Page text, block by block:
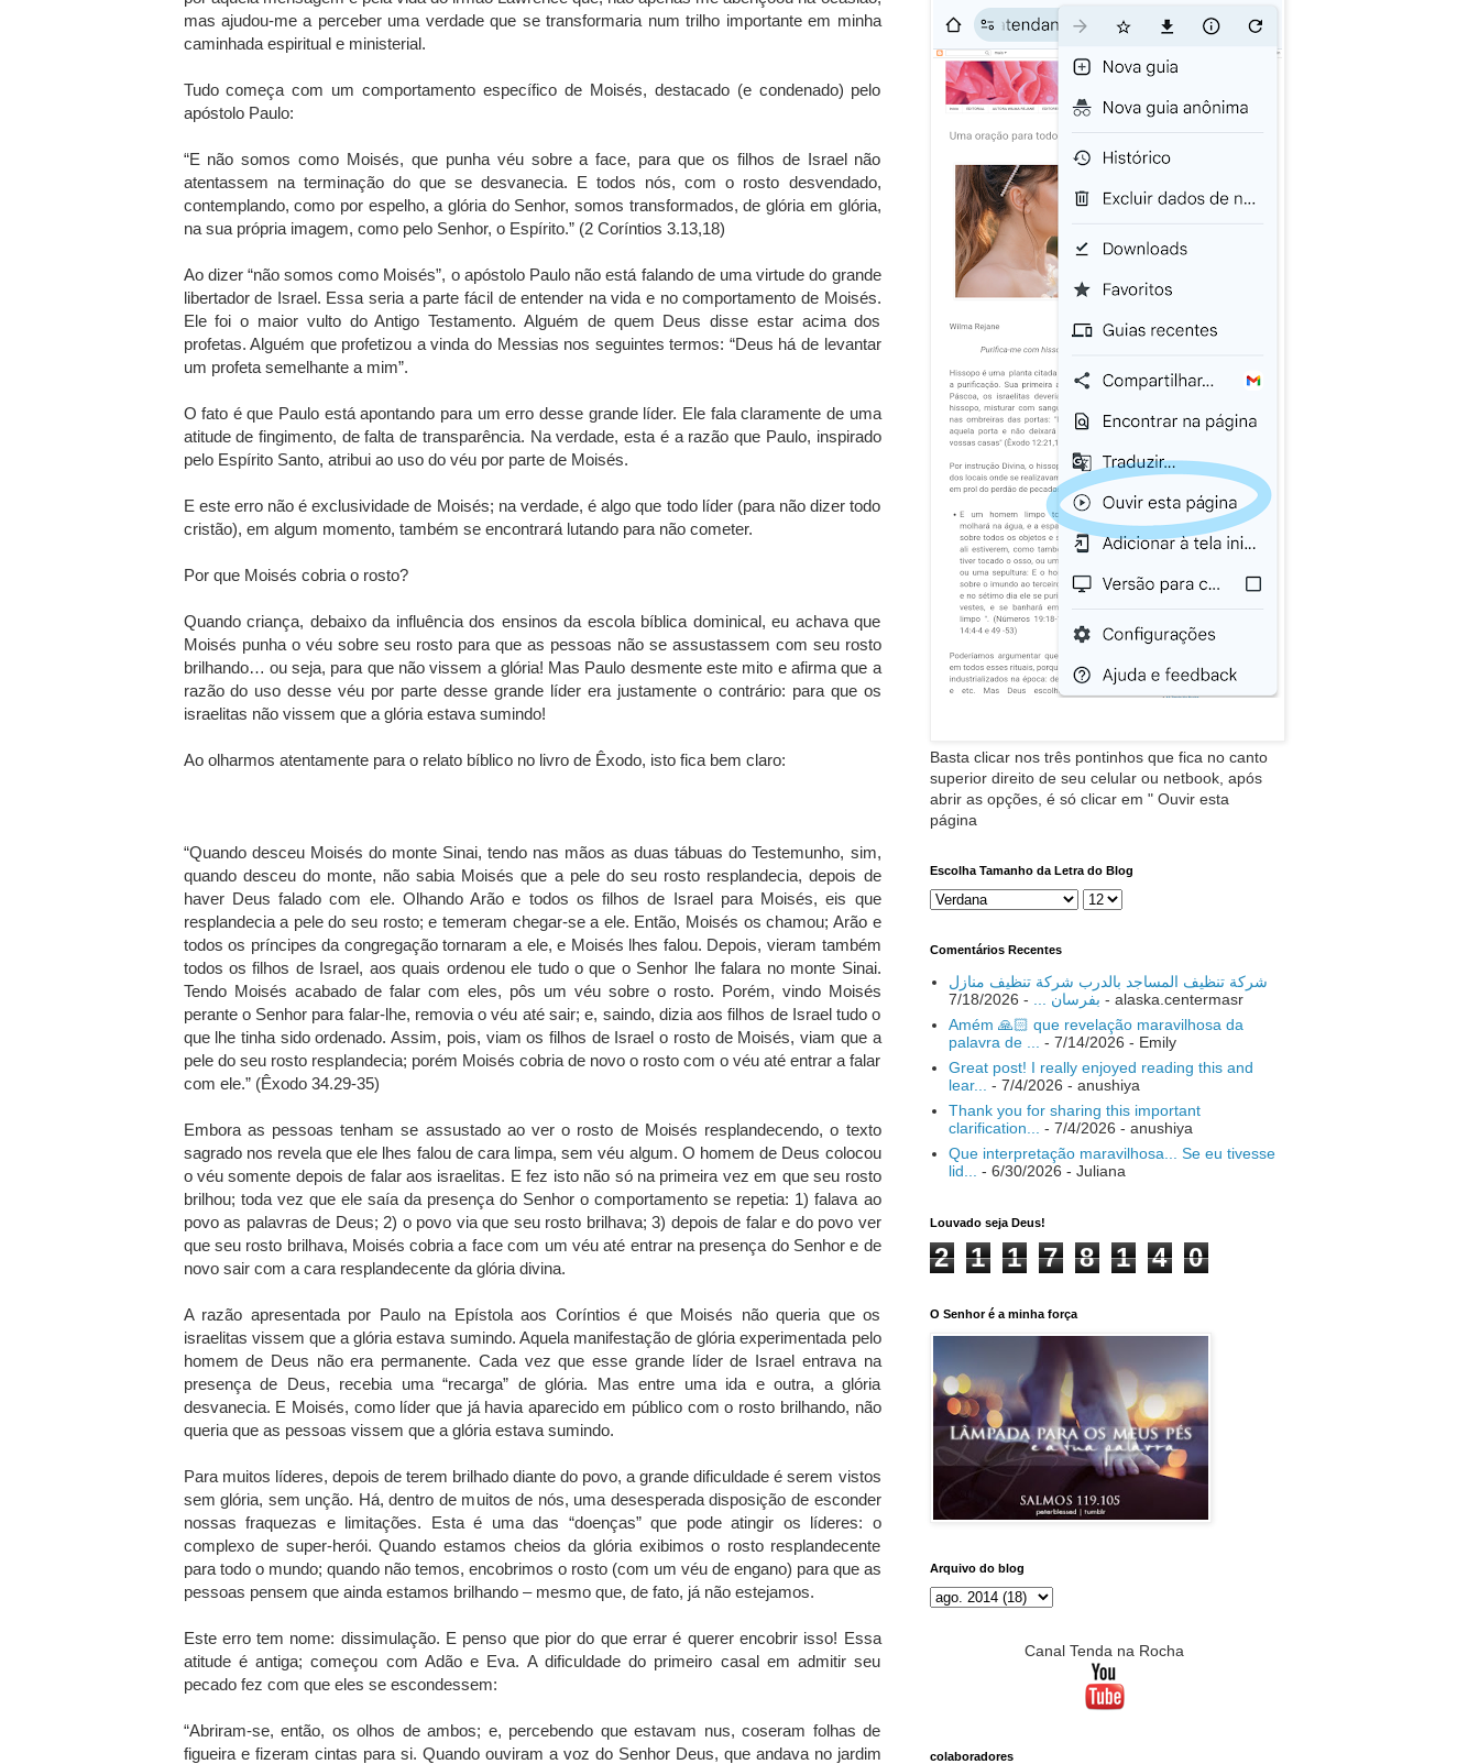
mas ajudou-me a perceber uma verdade que se transformaria num trilho importante em minha
caminhada espiritual e ministerial.
Tudo começa com um comportamento específico de Moisés, destacado (e condenado) pelo
apóstolo Paulo:
“E não somos como Moisés, que punha véu sobre a face, para que os filhos de Israel não
atentassem na terminação do que se desvanecia. E todos nós, com o rosto desvendado,
contemplando, como por espelho, a glória do Senhor, somos transformados, de glória em glória,
na sua própria imagem, como pelo Senhor, o Espírito.” (2 Coríntios 3.13,18)
Ao dizer “não somos como Moisés”, o apóstolo Paulo não está falando de uma virtude do grande
libertador de Israel. Essa seria a parte fácil de entender na vida e no comportamento de Moisés.
Ele foi o maior vulto do Antigo Testamento. Alguém de quem Deus disse estar acima dos
profetas. Alguém que profetizou a vinda do Messias nos seguintes termos: “Deus há de levantar
um profeta semelhante a mim”.
O fato é que Paulo está apontando para um erro desse grande líder. Ele fala claramente de uma
atitude de fingimento, de falta de transparência. Na verdade, esta é a razão que Paulo, inspirado
pelo Espírito Santo, atribui ao uso do véu por parte de Moisés.
E este erro não é exclusividade de Moisés; na verdade, é algo que todo líder (para não dizer todo
cristão), em algum momento, também se encontrará lutando para não cometer.
Por que Moisés cobria o rosto?
Quando criança, debaixo da influência dos ensinos da escola bíblica dominical, eu achava que
Moisés punha o véu sobre seu rosto para que as pessoas não se assustassem com seu rosto
brilhando… ou seja, para que não vissem a glória! Mas Paulo desmente este mito e afirma que a
razão do uso desse véu por parte desse grande líder era justamente o contrário: para que os
israelitas não vissem que a glória estava sumindo!
Ao olharmos atentamente para o relato bíblico no livro de Êxodo, isto fica bem claro:
“Quando desceu Moisés do monte Sinai, tendo nas mãos as duas tábuas do Testemunho, sim,
quando desceu do monte, não sabia Moisés que a pele do seu rosto resplandecia, depois de
haver Deus falado com ele. Olhando Arão e todos os filhos de Israel para Moisés, eis que
resplandecia a pele do seu rosto; e temeram chegar-se a ele. Então, Moisés os chamou; Arão e
todos os príncipes da congregação tornaram a ele, e Moisés lhes falou. Depois, vieram também
todos os filhos de Israel, aos quais ordenou ele tudo o que o Senhor lhe falara no monte Sinai.
Tendo Moisés acabado de falar com eles, pôs um véu sobre o rosto. Porém, vindo Moisés
perante o Senhor para falar-lhe, removia o véu até sair; e, saindo, dizia aos filhos de Israel tudo o
que lhe tinha sido ordenado. Assim, pois, viam os filhos de Israel o rosto de Moisés, viam que a
pele do seu rosto resplandecia; porém Moisés cobria de novo o rosto com o véu até entrar a falar
com ele.” (Êxodo 34.29-35)
Embora as pessoas tenham se assustado ao ver o rosto de Moisés resplandecendo, o texto
sagrado nos revela que ele lhes falou de cara limpa, sem véu algum. O homem de Deus colocou
o véu somente depois de falar aos israelitas. E fez isto não só na primeira vez em que seu rosto
brilhou; toda vez que ele saía da presença do Senhor o comportamento se repetia: 1) falava ao
povo as palavras de Deus; 2) o povo via que seu rosto brilhava; 3) depois de falar e do povo ver
que seu rosto brilhava, Moisés cobria a face com um véu até entrar na presença do Senhor e de
novo sair com a cara resplandecente da glória divina.
A razão apresentada por Paulo na Epístola aos Coríntios é que Moisés não queria que os
israelitas vissem que a glória estava sumindo. Aquela manifestação de glória experimentada pelo
homem de Deus não era permanente. Cada vez que esse grande líder de Israel entrava na
presença de Deus, recebia uma “recarga” de glória. Mas entre uma ida e outra, a glória
desvanecia. E Moisés, como líder que já havia aparecido em público com o rosto brilhando, não
queria que as pessoas vissem que a glória estava sumindo.
Para muitos líderes, depois de terem brilhado diante do povo, a grande dificuldade é serem vistos
sem glória, sem unção. Há, dentro de muitos de nós, uma desesperada disposição de esconder
nossas fraquezas e limitações. Esta é uma das “doenças” que pode atingir os líderes: o
complexo de super-herói. Quando estamos cheios da glória exibimos o rosto resplandecente
para todo o mundo; quando não temos, encobrimos o rosto (com um véu de engano) para que as
pessoas pensem que ainda estamos brilhando – mesmo que, de fato, já não estejamos.
Este erro tem nome: dissimulação. E penso que pior do que errar é querer encobrir isso! Essa
atitude é antiga; começou com Adão e Eva. A dificuldade do primeiro casal em admitir seu
pecado fez com que eles se escondessem:
“Abriram-se, então, os olhos de ambos; e, percebendo que estavam nus, coseram folhas de
figueira e fizeram cintas para si. Quando ouviram a voz do Senhor Deus, que andava no jardim
Basta clicar nos três pontinhos que fica no canto
superior direito de seu celular ou netbook, após
abrir as opções, é só clicar em " Ouvir esta
página
Escolha Tamanho da Letra do Blog
Comentários Recentes
شركة تنظيف المساجد بالدرب شركة تنظيف منازل
بفرسان ...
- 7/18/2026
- alaska.centermasr
Amém 🙏🏻 que revelação maravilhosa da
palavra de ...
- 7/14/2026 - Emily
Great post! I really enjoyed reading this and
lear...
- 7/4/2026 - anushiya
Thank you for sharing this important
clarification...
- 7/4/2026 - anushiya
Que interpretação maravilhosa... Se eu tivesse
lid...
- 6/30/2026 - Juliana
Louvado seja Deus!
2 1 1 7 8 1 4 0
O Senhor é a minha força
Arquivo do blog
Canal Tenda na Rocha
colaboradores